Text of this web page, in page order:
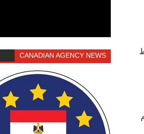
سقوط
CANADIAN AGENCY NEWS